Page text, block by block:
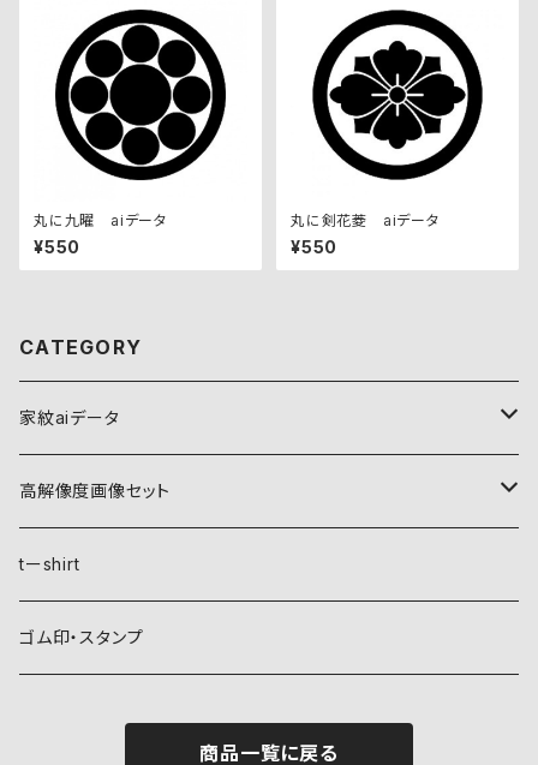
丸に九曜 aiデータ
¥550
丸に剣花菱 aiデータ
¥550
CATEGORY
家紋aiデータ
自然紋
稲妻
霞
植物紋
葵
動物紋
高解像度画像セット
自然紋
稲妻
植物紋
tーshirt
ゴム印・スタンプ
商品一覧に戻る